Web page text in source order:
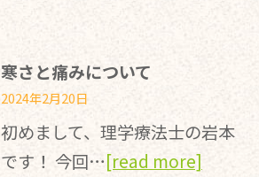
寒さと痛みについて
2024年2月20日
初めまして、理学療法士の岩本
です！ 今回…[read more]